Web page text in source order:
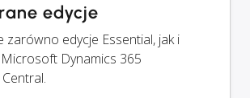
edycje
zarówno edycje Essential, jak i
Dynamics 365